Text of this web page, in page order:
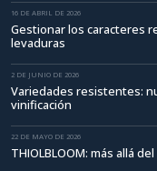
16 DE ABRIL DE 2026
Gestionar los caracteres
levaduras
2 DE JUNIO DE 2026
Variedades resistentes:
vinificación
22 DE MAYO DE 2026
THIOLBLOOM: más allá